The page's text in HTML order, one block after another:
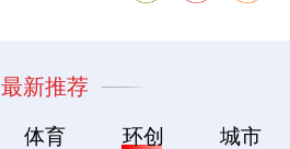
最新推荐
体育 环创 城市